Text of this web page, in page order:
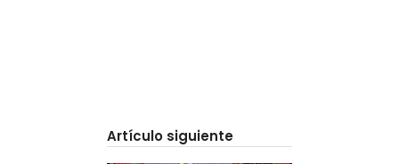
Artículo siguiente